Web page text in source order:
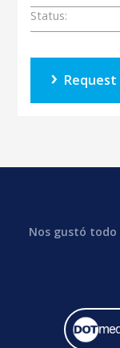
Status:
Nos gustó